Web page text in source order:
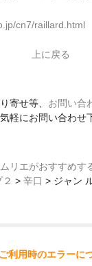
cn7/raillard.html
上に戻る
寄せ等、 お問い合
軽にお問い合わせ
リエがおすすめ
> 辛口 > ジャン
利用時のエラーに